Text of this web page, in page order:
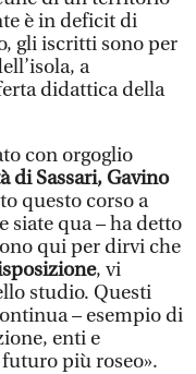
è in deficit di
gli iscritti sono per
a
didattica della
con orgoglio
di Sassari, Gavino
questo corso a
siate qua – ha detto
qui per dirvi che
, vi
studio. Questi
– esempio di
enti e
più roseo».